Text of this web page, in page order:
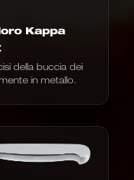
Kappa
della buccia dei
in metallo.